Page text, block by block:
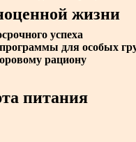
жизни
успеха
для особых
рациону
питания